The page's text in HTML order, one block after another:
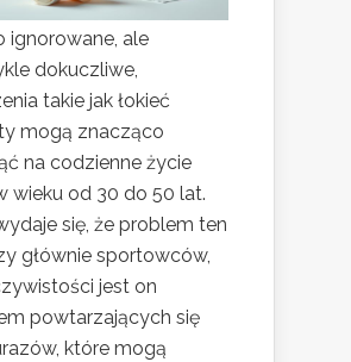
ignorowane, ale
dokuczliwe,
takie jak łokieć
mogą znacząco
na codzienne życie
wieku od 30 do 50 lat.
się, że problem ten
głównie sportowców,
jest on
powtarzających się
które mogą